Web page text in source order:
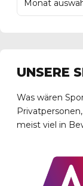
UNSERE
Was wären
meist viel in